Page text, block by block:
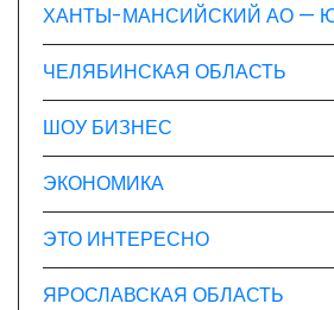
ХАНТЫ-МАНСИЙСКИЙ АО —
ЧЕЛЯБИНСКАЯ ОБЛАСТЬ
ШОУ БИЗНЕС
ЭКОНОМИКА
ЭТО ИНТЕРЕСНО
ЯРОСЛАВСКАЯ ОБЛАСТЬ